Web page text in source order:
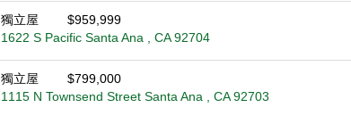
獨立屋
$959,999
1622 S Pacific Santa Ana , CA 92704
獨立屋
$799,000
1115 N Townsend Street Santa Ana , CA 92703